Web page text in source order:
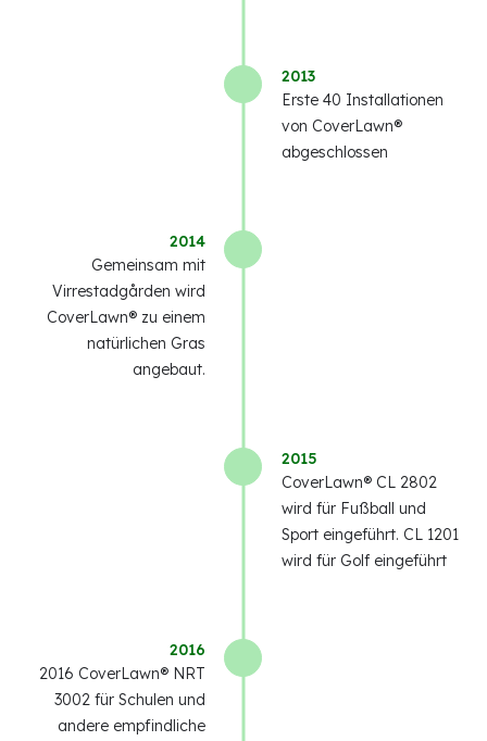
2013
Erste 40 Installationen
von CoverLawn®
abgeschlossen
2014
Gemeinsam mit
Virrestadgården wird
CoverLawn® zu einem
natürlichen Gras
angebaut.
2015
CoverLawn® CL 2802
wird für Fußball und
Sport eingeführt. CL 1201
wird für Golf eingeführt
2016
2016 CoverLawn® NRT
3002 für Schulen und
andere empfindliche